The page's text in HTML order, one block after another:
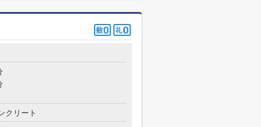
クリート